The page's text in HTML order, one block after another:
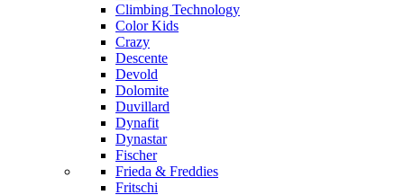
Climbing Technology
Color Kids
Crazy
Descente
Devold
Dolomite
Duvillard
Dynafit
Dynastar
Fischer
Frieda & Freddies
Fritschi